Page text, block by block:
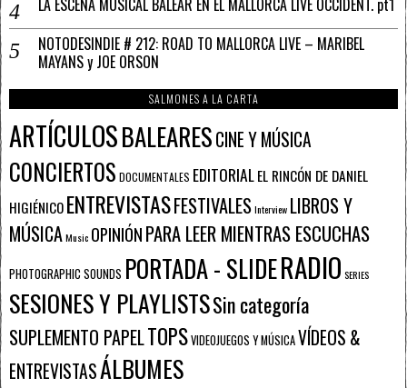
LA ESCENA MUSICAL BALEAR EN EL MALLORCA LIVE OCCIDENT. pt1
NOTODESINDIE # 212: ROAD TO MALLORCA LIVE – MARIBEL
MAYANS y JOE ORSON
SALMONES A LA CARTA
ARTÍCULOSBALEARESCINE Y MÚSICA
CONCIERTOS DOCUMENTALES EDITORIALEL RINCÓN DE DANIEL
HIGIÉNICOENTREVISTASFESTIVALESInterview LIBROS Y
MÚSICAMusic OPINIÓNPARA LEER MIENTRAS ESCUCHAS
PHOTOGRAPHIC SOUNDS PORTADA - SLIDERADIO SERIES
SESIONES Y PLAYLISTSSin categoría
SUPLEMENTO PAPELTOPSVIDEOJUEGOS Y MÚSICAVÍDEOS &
ENTREVISTASÁLBUMES